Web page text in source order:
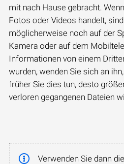
mit nach Hause gebracht.
Fotos oder Videos handelt,
möglicherweise noch auf der
Kamera oder auf dem
Informationen von einem
wurden, wenden Sie sich an
früher Sie dies tun, desto
verloren gegangenen Dateien
Verwenden Sie dann